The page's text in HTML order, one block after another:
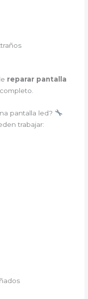
reparar pantalla
pantalla led?
trabajar: